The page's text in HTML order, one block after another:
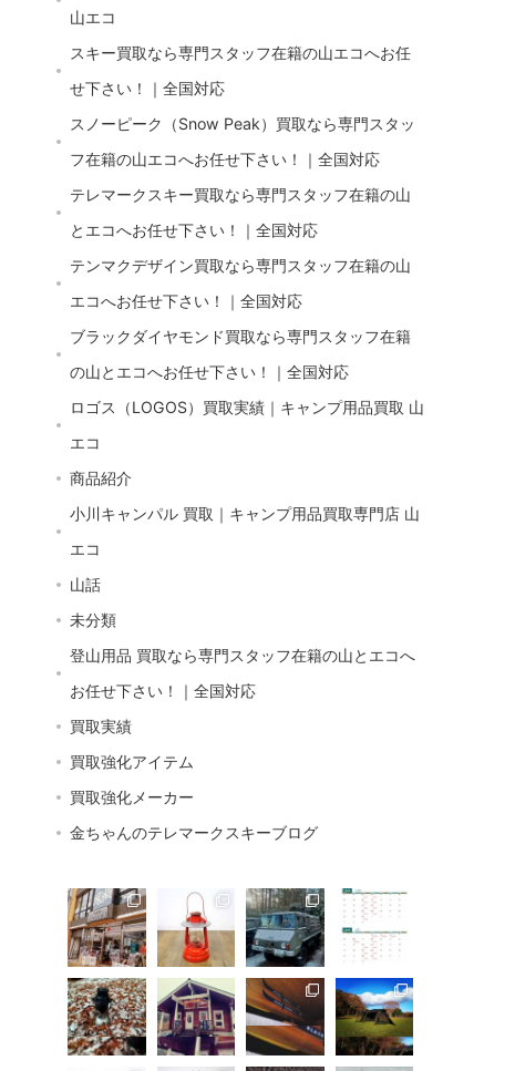
山エコ
スキー買取なら専門スタッフ在籍の山エコへお任
せ下さい！｜全国対応
スノーピーク（Snow Peak）買取なら専門スタッ
フ在籍の山エコへお任せ下さい！｜全国対応
テレマークスキー買取なら専門スタッフ在籍の山
とエコへお任せ下さい！｜全国対応
テンマクデザイン買取なら専門スタッフ在籍の山
エコへお任せ下さい！｜全国対応
ブラックダイヤモンド買取なら専門スタッフ在籍
の山とエコへお任せ下さい！｜全国対応
ロゴス（LOGOS）買取実績｜キャンプ用品買取 山
エコ
商品紹介
小川キャンパル 買取｜キャンプ用品買取専門店 山
エコ
山話
未分類
登山用品 買取なら専門スタッフ在籍の山とエコへ
お任せ下さい！｜全国対応
買取実績
買取強化アイテム
買取強化メーカー
金ちゃんのテレマークスキーブログ